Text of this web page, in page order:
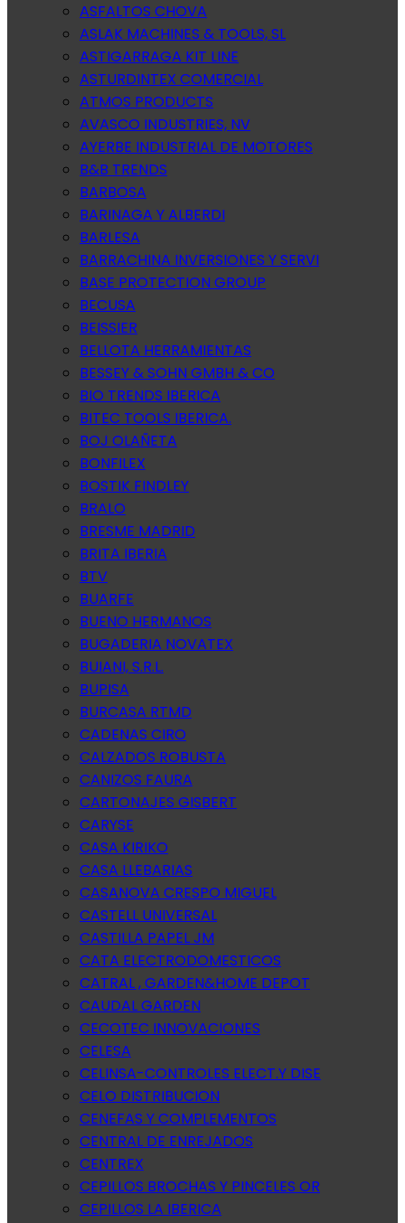
ASFALTOS CHOVA
ASLAK MACHINES & TOOLS, SL
ASTIGARRAGA KIT LINE
ASTURDINTEX COMERCIAL
ATMOS PRODUCTS
AVASCO INDUSTRIES, NV
AYERBE INDUSTRIAL DE MOTORES
B&B TRENDS
BARBOSA
BARINAGA Y ALBERDI
BARLESA
BARRACHINA INVERSIONES Y SERVI
BASE PROTECTION GROUP
BECUSA
BEISSIER
BELLOTA HERRAMIENTAS
BESSEY & SOHN GMBH & CO
BIO TRENDS IBERICA
BITEC TOOLS IBERICA.
BOJ OLAÑETA
BONFILEX
BOSTIK FINDLEY
BRALO
BRESME MADRID
BRITA IBERIA
BTV
BUARFE
BUENO HERMANOS
BUGADERIA NOVATEX
BUIANI, S.R.L.
BUPISA
BURCASA RTMD
CADENAS CIRO
CALZADOS ROBUSTA
CANIZOS FAURA
CARTONAJES GISBERT
CARYSE
CASA KIRIKO
CASA LLEBARIAS
CASANOVA CRESPO MIGUEL
CASTELL UNIVERSAL
CASTILLA PAPEL JM
CATA ELECTRODOMESTICOS
CATRAL , GARDEN&HOME DEPOT
CAUDAL GARDEN
CECOTEC INNOVACIONES
CELESA
CELINSA-CONTROLES ELECT.Y DISE
CELO DISTRIBUCION
CENEFAS Y COMPLEMENTOS
CENTRAL DE ENREJADOS
CENTREX
CEPILLOS BROCHAS Y PINCELES OR
CEPILLOS LA IBERICA